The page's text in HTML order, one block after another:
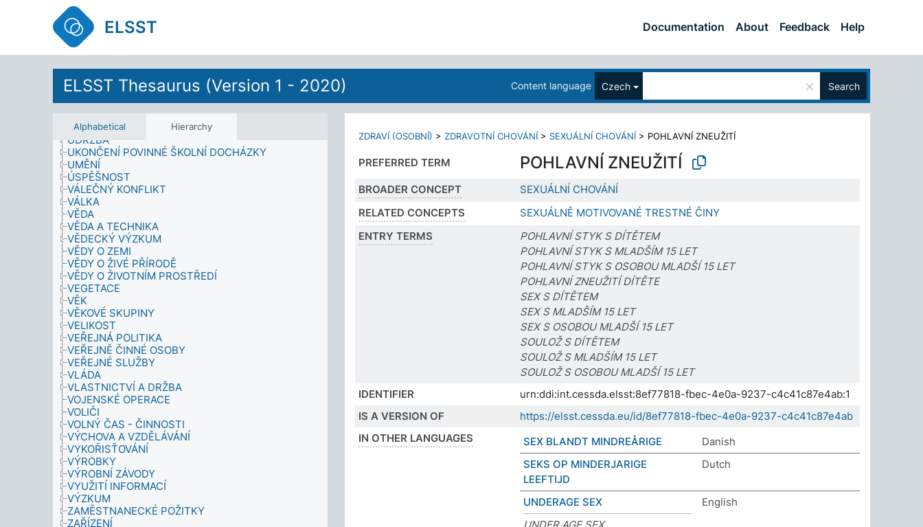
ELSST Documentation About Feedback Help
ELSST Thesaurus (Version 1 - 2020) Content language Czech × Search
Alphabetical Hierarchy
SPRÁVNÍ ÚZEMÍ
STÁTNÍ ŘÍZENÍ
STRAVA A VÝŽIVA
STUDENTI
SYMPTOMY
TECHNICKÁ INFRASTRUKTURA
TRESTNÁ ČINNOST
TRESTNÍ REJSTŘÍK
UČEBNÍ POMŮCKY
UDÁLOSTI ŽIVOTNÍ DRÁHY
ÚDRŽBA
UKONČENÍ POVINNÉ ŠKOLNÍ DOCHÁZKY
UMĚNÍ
ÚSPĚŠNOST
VÁLEČNÝ KONFLIKT
VÁLKA
VĚDA
VĚDA A TECHNIKA
VĚDECKÝ VÝZKUM
VĚDY O ZEMI
VĚDY O ŽIVÉ PŘÍRODĚ
VĚDY O ŽIVOTNÍM PROSTŘEDÍ
VEGETACE
VĚK
VĚKOVÉ SKUPINY
VELIKOST
VEŘEJNÁ POLITIKA
VEŘEJNĚ ČINNÉ OSOBY
VEŘEJNÉ SLUŽBY
VLÁDA
VLASTNICTVÍ A DRŽBA
VOJENSKÉ OPERACE
VOLIČI
VOLNÝ ČAS - ČINNOSTI
VÝCHOVA A VZDĚLÁVÁNÍ
VYKOŘISŤOVÁNÍ
VÝROBKY
VÝROBNÍ ZÁVODY
VYUŽITÍ INFORMACÍ
VÝZKUM
ZAMĚSTNANECKÉ POŽITKY
ZAŘÍZENÍ
ZDRAVÍ (OSOBNÍ) > ZDRAVOTNÍ CHOVÁNÍ > SEXUÁLNÍ CHOVÁNÍ > POHLAVNÍ ZNEUŽITÍ
PREFERRED TERM POHLAVNÍ ZNEUŽITÍ
BROADER CONCEPT
SEXUÁLNÍ CHOVÁNÍ
RELATED CONCEPTS
SEXUÁLNĚ MOTIVOVANÉ TRESTNÉ ČINY
ENTRY TERMS
POHLAVNÍ STYK S DÍTĚTEM
POHLAVNÍ STYK S MLADŠÍM 15 LET
POHLAVNÍ STYK S OSOBOU MLADŠÍ 15 LET
POHLAVNÍ ZNEUŽITÍ DÍTĚTE
SEX S DÍTĚTEM
SEX S MLADŠÍM 15 LET
SEX S OSOBOU MLADŠÍ 15 LET
SOULOŽ S DÍTĚTEM
SOULOŽ S MLADŠÍM 15 LET
SOULOŽ S OSOBOU MLADŠÍ 15 LET
IDENTIFIER
urn:ddi:int.cessda.elsst:8ef77818-fbec-4e0a-9237-c4c41c87e4ab:1
IS A VERSION OF
https://elsst.cessda.eu/id/8ef77818-fbec-4e0a-9237-c4c41c87e4ab
IN OTHER LANGUAGES
SEX BLANDT MINDREÅRIGE
Danish
SEKS OP MINDERJARIGE
LEEFTIJD
Dutch
UNDERAGE SEX
English